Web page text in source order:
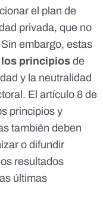
el plan de
privada, que no
embargo, estas
principiosde
y la neutralidad
. El artículo 8 de
principios y
también deben
o difundir
resultados
últimas